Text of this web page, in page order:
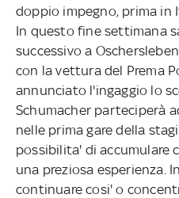
doppio impegno, prima in
In questo fine settimana
successivo a
con la vettura del Prema
annunciato l'ingaggio lo
Schumacher parteciperà
nelle prima gare della
possibilita' di accumulare
una preziosa esperienza.
continuare cosi' o